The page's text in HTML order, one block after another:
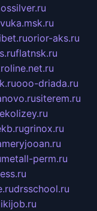
orior-aks.ru
flatnsk.ru
ooo-driada.ru
siterem.ru
grinox.ru
metall-perm.ru
drsschool.ru